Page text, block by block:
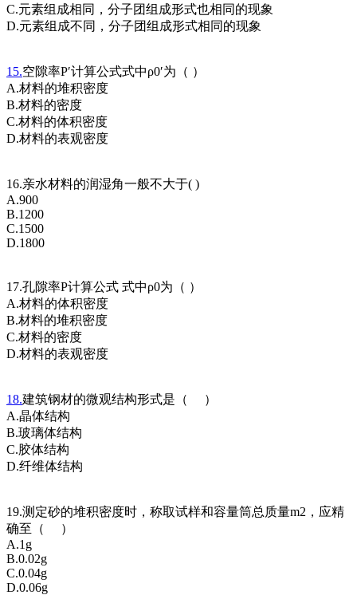
C.元素组成相同，分子团组成形式也相同的现象
D.元素组成不同，分子团组成形式相同的现象
15.空隙率P′计算公式式中ρ0′为（ ）
A.材料的堆积密度
B.材料的密度
C.材料的体积密度
D.材料的表观密度
16.亲水材料的润湿角一般不大于( )
A.900
B.1200
C.1500
D.1800
17.孔隙率P计算公式 式中ρ0为（ ）
A.材料的体积密度
B.材料的堆积密度
C.材料的密度
D.材料的表观密度
18.建筑钢材的微观结构形式是（ ）
A.晶体结构
B.玻璃体结构
C.胶体结构
D.纤维体结构
19.测定砂的堆积密度时，称取试样和容量筒总质量m2，应精
确至（ ）
A.1g
B.0.02g
C.0.04g
D.0.06g